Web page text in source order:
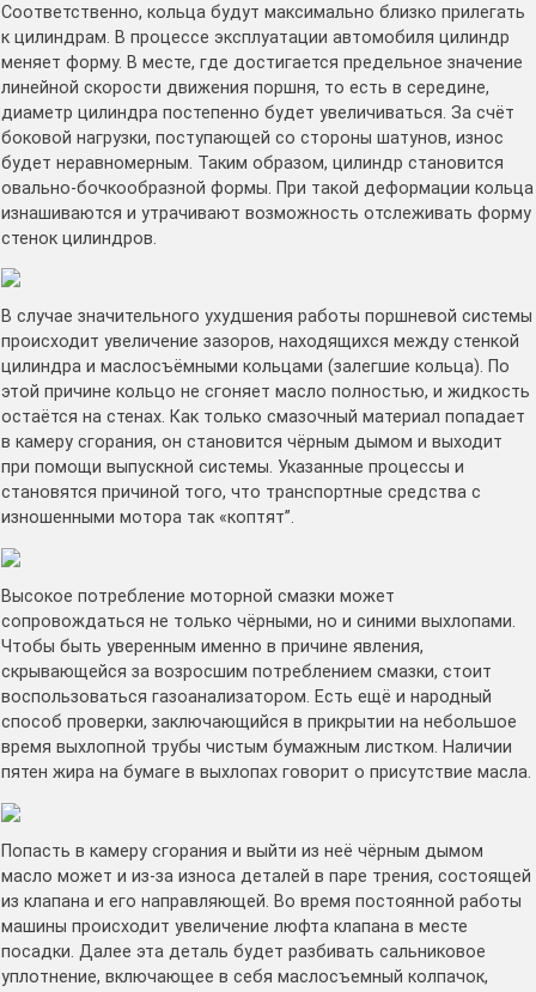
Соответственно, кольца будут максимально близко прилегать
к цилиндрам. В процессе эксплуатации автомобиля цилиндр
меняет форму. В месте, где достигается предельное значение
линейной скорости движения поршня, то есть в середине,
диаметр цилиндра постепенно будет увеличиваться. За счёт
боковой нагрузки, поступающей со стороны шатунов, износ
будет неравномерным. Таким образом, цилиндр становится
овально-бочкообразной формы. При такой деформации кольца
изнашиваются и утрачивают возможность отслеживать форму
стенок цилиндров.
В случае значительного ухудшения работы поршневой системы
происходит увеличение зазоров, находящихся между стенкой
цилиндра и маслосъёмными кольцами (залегшие кольца). По
этой причине кольцо не сгоняет масло полностью, и жидкость
остаётся на стенах. Как только смазочный материал попадает
в камеру сгорания, он становится чёрным дымом и выходит
при помощи выпускной системы. Указанные процессы и
становятся причиной того, что транспортные средства с
изношенными мотора так «коптят”.
Высокое потребление моторной смазки может
сопровождаться не только чёрными, но и синими выхлопами.
Чтобы быть уверенным именно в причине явления,
скрывающейся за возросшим потреблением смазки, стоит
воспользоваться газоанализатором. Есть ещё и народный
способ проверки, заключающийся в прикрытии на небольшое
время выхлопной трубы чистым бумажным листком. Наличии
пятен жира на бумаге в выхлопах говорит о присутствие масла.
Попасть в камеру сгорания и выйти из неё чёрным дымом
масло может и из-за износа деталей в паре трения, состоящей
из клапана и его направляющей. Во время постоянной работы
машины происходит увеличение люфта клапана в месте
посадки. Далее эта деталь будет разбивать сальниковое
уплотнение, включающее в себя маслосъемный колпачок,